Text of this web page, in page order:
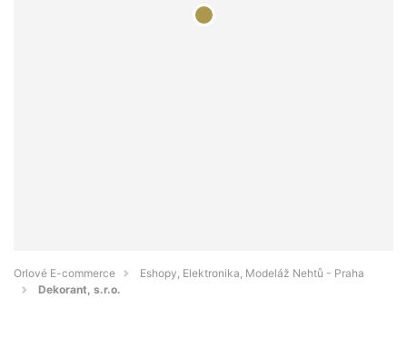
Orlové E-commerce
Eshopy, Elektronika, Modeláž Nehtů - Praha
Dekorant, s.r.o.